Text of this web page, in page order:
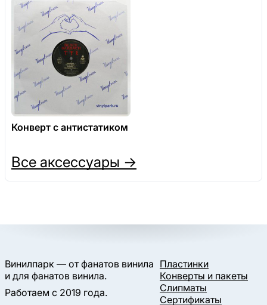
Конверт с антистатиком
Все аксессуары →
Винилпарк — от фанатов винила
и для фанатов винила.
Работаем с 2019 года.
Пластинки
Конверты и пакеты
Слипматы
Сертификаты